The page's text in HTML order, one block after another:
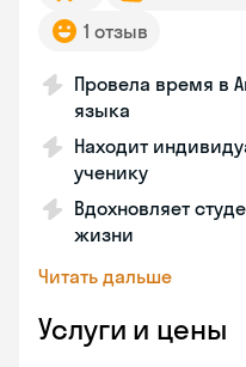
1 отзыв
Провела время в
языка
Находит
ученику
Вдохновляет
жизни
Читать дальше
Услуги и цены